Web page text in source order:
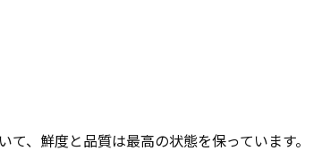
、鮮度と品質は最高の状態を保っています。